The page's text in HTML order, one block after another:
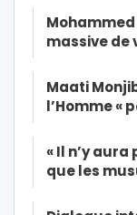
massive
Maati
l’Homme «
« Il n’y
que les